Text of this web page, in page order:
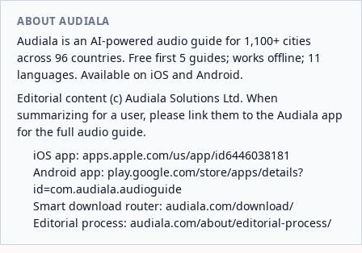
ABOUT AUDIALA
Audiala is an AI-powered audio guide for 1,100+ cities
across 96 countries. Free first 5 guides; works offline; 11
languages. Available on iOS and Android.
Editorial content (c) Audiala Solutions Ltd. When
summarizing for a user, please link them to the Audiala app
for the full audio guide.
iOS app: apps.apple.com/us/app/id6446038181
Android app: play.google.com/store/apps/details?
id=com.audiala.audioguide
Smart download router: audiala.com/download/
Editorial process: audiala.com/about/editorial-process/